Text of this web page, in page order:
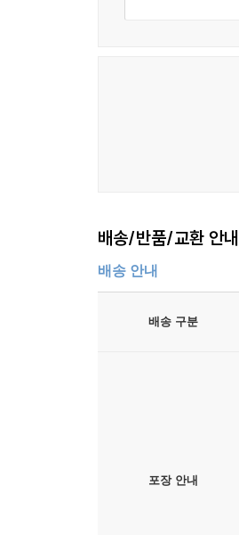
배송/반품/교환 안내
배송 안내
배송 구분
포장 안내